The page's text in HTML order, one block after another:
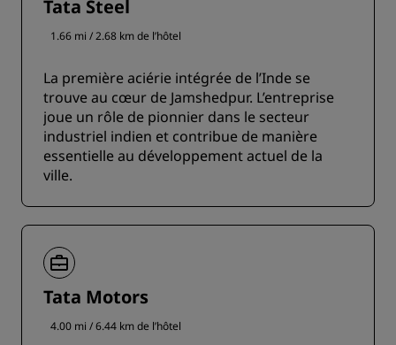
Tata Steel
1.66 mi / 2.68 km de l’hôtel
La première aciérie intégrée de l’Inde se
trouve au cœur de Jamshedpur. L’entreprise
joue un rôle de pionnier dans le secteur
industriel indien et contribue de manière
essentielle au développement actuel de la
ville.
Tata Motors
4.00 mi / 6.44 km de l’hôtel